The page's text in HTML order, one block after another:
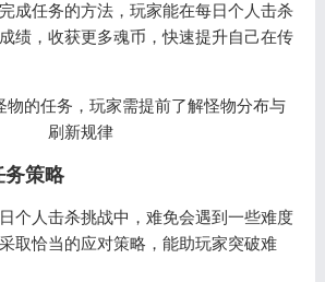
任务的方法，玩家能在每日个人击杀
绩，收获更多魂币，快速提升自己在传
策略
人击杀挑战中，难免会遇到一些难度
取恰当的应对策略，能助玩家突破难